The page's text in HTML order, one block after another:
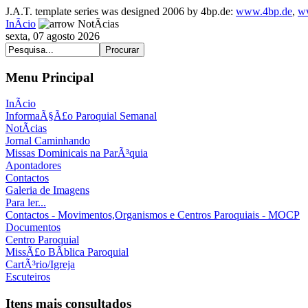
J.A.T. template series was designed 2006 by 4bp.de: www.4bp.de,
InÃ­cio
NotÃ­cias
sexta, 07 agosto 2026
Menu Principal
InÃ­cio
InformaÃ§Ã£o Paroquial Semanal
NotÃ­cias
Jornal Caminhando
Missas Dominicais na ParÃ³quia
Apontadores
Contactos
Galeria de Imagens
Para ler...
Contactos - Movimentos,Organismos e Centros Paroquiais - MOCP
Documentos
Centro Paroquial
MissÃ£o BÃ­blica Paroquial
CartÃ³rio/Igreja
Escuteiros
Itens mais consultados